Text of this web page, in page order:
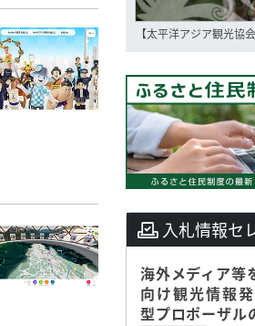
【太平洋アジア観光協
入札情報セ
海外メディア等
向け観光情報
型プロポーザル